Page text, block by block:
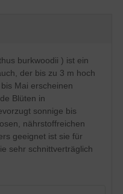
glänzend, Blattrand
Steinfrüchte,
nicht zum Verzehr
röhrenförmig in
sehr
April/ Mai
feuchte, humose und
burkwoodii ) ist ein
der bis zu 3 m hoch
Mai erscheinen
Blüten in
sonnige bis
nährstoffreichen
geeignet ist sie für
sehr schnittverträglich